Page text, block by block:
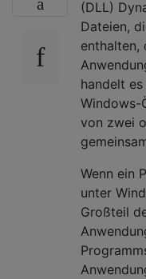
(DLL)
Dateien,
enthalten,
handelt
Windows-
von zwei
Wenn ein
unter
Großteil